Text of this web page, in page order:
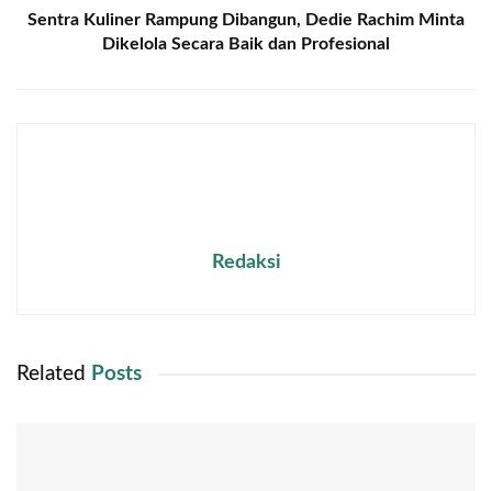
Sentra Kuliner Rampung Dibangun, Dedie Rachim Minta
Dikelola Secara Baik dan Profesional
Redaksi
Related Posts